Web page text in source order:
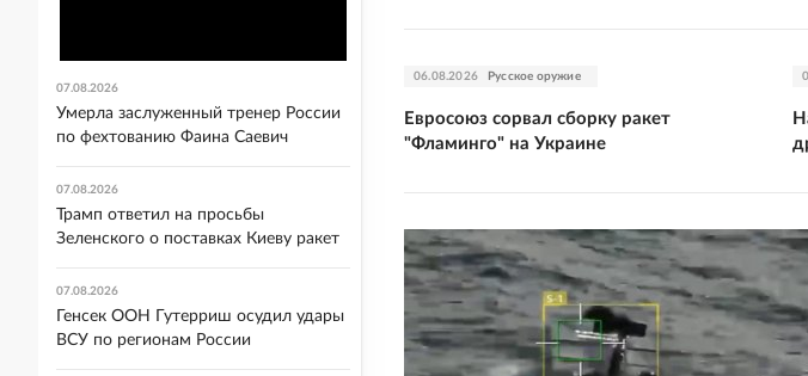
06.08.2026 Русское оружие
Евросоюз сорвал сборку ракет
"Фламинго" на Украине
07.08.2026
Умерла заслуженный тренер России
по фехтованию Фаина Саевич
07.08.2026
Трамп ответил на просьбы
Зеленского о поставках Киеву ракет
07.08.2026
Генсек ООН Гутерриш осудил удары
ВСУ по регионам России